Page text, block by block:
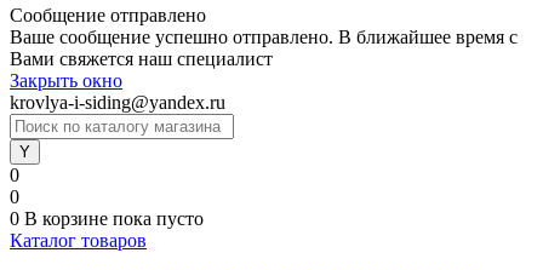
Сообщение отправлено
Ваше сообщение успешно отправлено. В ближайшее время с
Вами свяжется наш специалист
Закрыть окно
krovlya-i-siding@yandex.ru
0
0
0 В корзине пока пусто
Каталог товаров